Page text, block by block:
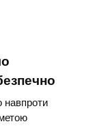
навпроти